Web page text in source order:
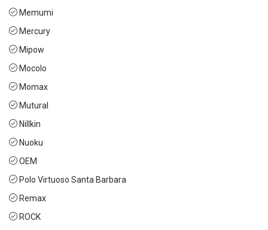
Memumi
Mercury
Mipow
Mocolo
Momax
Mutural
Nillkin
Nuoku
OEM
Polo Virtuoso Santa Barbara
Remax
ROCK